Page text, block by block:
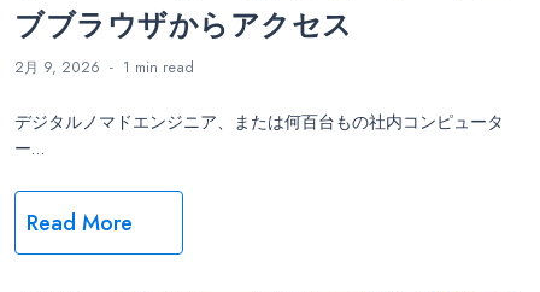
ブブラウザからアクセス
2月 9, 2026 1 min read
デジタルノマドエンジニア、または何百台もの社内コンピュータ
ー…
Read More